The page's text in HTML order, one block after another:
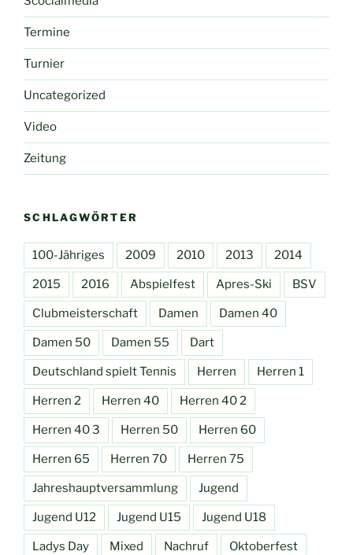
Termine
Turnier
Uncategorized
Video
Zeitung
SCHLAGWÖRTER
100-Jähriges 2009 2010 2013 2014
2015 2016 Abspielfest Apres-Ski BSV
Clubmeisterschaft Damen Damen 40
Damen 50 Damen 55 Dart
Deutschland spielt Tennis Herren Herren 1
Herren 2 Herren 40 Herren 40 2
Herren 40 3 Herren 50 Herren 60
Herren 65 Herren 70 Herren 75
Jahreshauptversammlung Jugend
Jugend U12 Jugend U15 Jugend U18
Ladys Day Mixed Nachruf Oktoberfest